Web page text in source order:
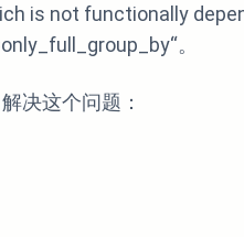
is not functionally
。
解决这个问题：